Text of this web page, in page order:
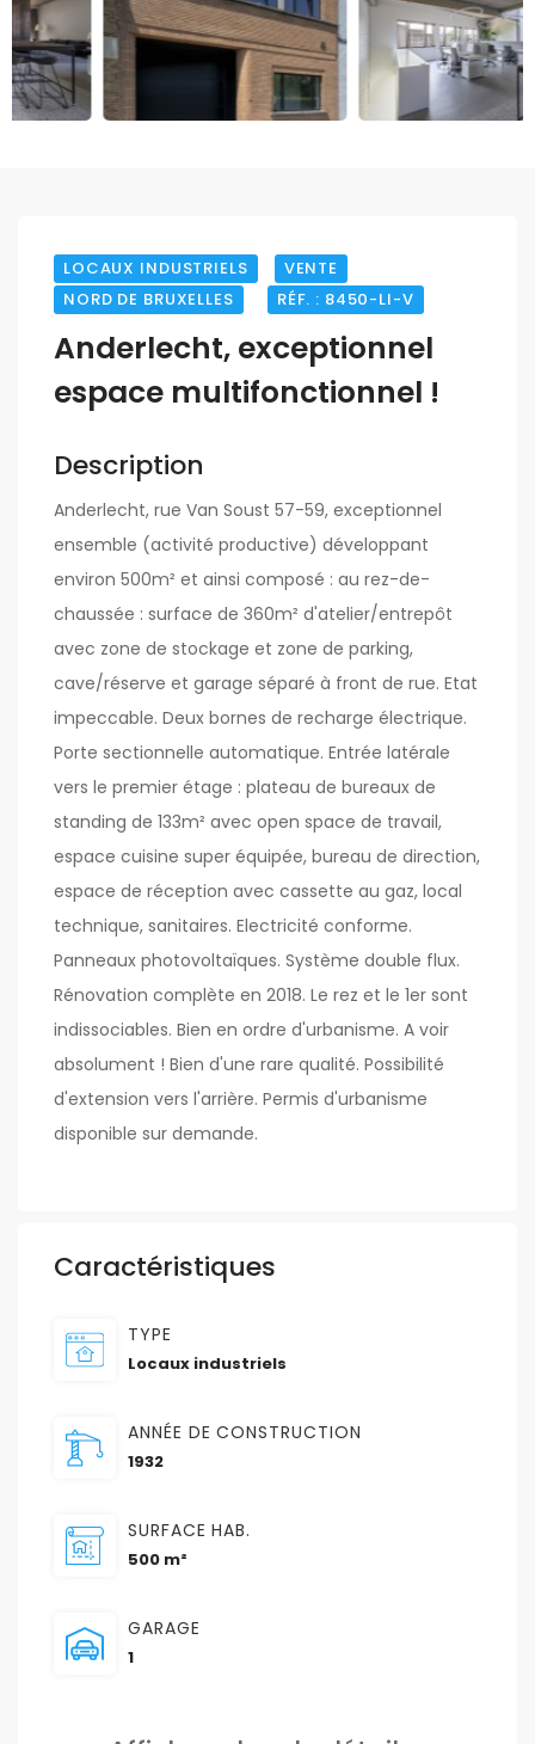
LOCAUX INDUSTRIELS
VENTE
NORD DE BRUXELLES
RÉF. : 8450-LI-V
Anderlecht, exceptionnel
espace multifonctionnel !
Description
Anderlecht, rue Van Soust 57-59, exceptionnel
ensemble (activité productive) développant
environ 500m² et ainsi composé : au rez-de-
chaussée : surface de 360m² d'atelier/entrepôt
avec zone de stockage et zone de parking,
cave/réserve et garage séparé à front de rue. Etat
impeccable. Deux bornes de recharge électrique.
Porte sectionnelle automatique. Entrée latérale
vers le premier étage : plateau de bureaux de
standing de 133m² avec open space de travail,
espace cuisine super équipée, bureau de direction,
espace de réception avec cassette au gaz, local
technique, sanitaires. Electricité conforme.
Panneaux photovoltaïques. Système double flux.
Rénovation complète en 2018. Le rez et le 1er sont
indissociables. Bien en ordre d'urbanisme. A voir
absolument ! Bien d'une rare qualité. Possibilité
d'extension vers l'arrière. Permis d'urbanisme
disponible sur demande.
Caractéristiques
TYPE
Locaux industriels
ANNÉE DE CONSTRUCTION
1932
SURFACE HAB.
500 m²
GARAGE
1